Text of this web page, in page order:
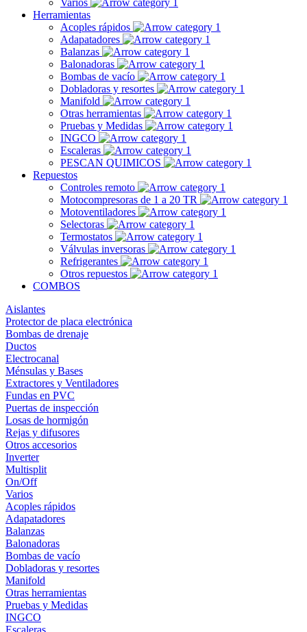
Varios
Herramientas
Acoples rápidos
Adapatadores
Balanzas
Balonadoras
Bombas de vacío
Dobladoras y resortes
Manifold
Otras herramientas
Pruebas y Medidas
INGCO
Escaleras
PESCAN QUIMICOS
Repuestos
Controles remoto
Motocompresoras de 1 a 20 TR
Motoventiladores
Selectoras
Termostatos
Válvulas inversoras
Refrigerantes
Otros repuestos
COMBOS
Aislantes
Protector de placa electrónica
Bombas de drenaje
Ductos
Electrocanal
Ménsulas y Bases
Extractores y Ventiladores
Fundas en PVC
Puertas de inspección
Losas de hormigón
Rejas y difusores
Otros accesorios
Inverter
Multisplit
On/Off
Varios
Acoples rápidos
Adapatadores
Balanzas
Balonadoras
Bombas de vacío
Dobladoras y resortes
Manifold
Otras herramientas
Pruebas y Medidas
INGCO
Escaleras